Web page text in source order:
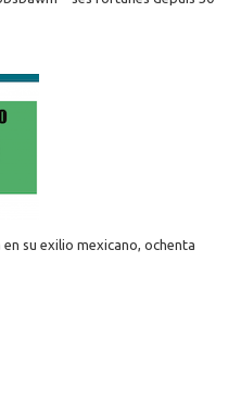
su exilio mexicano, ochenta